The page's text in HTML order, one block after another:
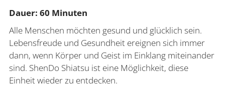
Dauer: 60 Minuten
Alle Menschen möchten gesund und glücklich sein.
Lebensfreude und Gesundheit ereignen sich immer
dann, wenn Körper und Geist im Einklang miteinander
sind. ShenDo Shiatsu ist eine Möglichkeit, diese
Einheit wieder zu entdecken.